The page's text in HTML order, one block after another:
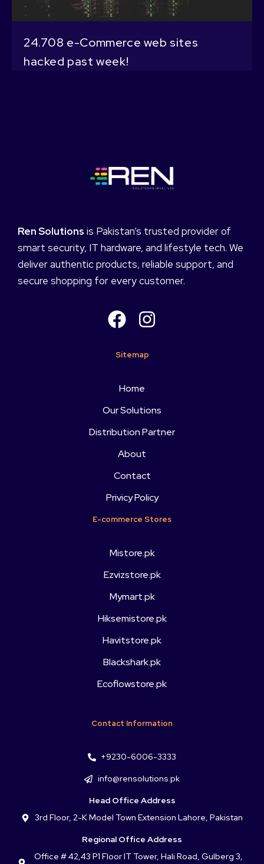
24.708 e-Commerce web sites
hacked past week!
Ren Solutions is Pakistan’s trusted provider of
smart security, IT hardware, and lifestyle tech. We
deliver authentic products, reliable support, and
secure shopping for every customer.
Sitemap
Home
Our Solutions
Distribution Partner
About
Contact
Privicy Policy
E-commerce Stores
Mistore.pk
Ezvizstore.pk
Mymart.pk
Hiksemistore.pk
Havitstore.pk
Blackshark.pk
Ecoflowstore.pk
Contact Information
+9230-6006-3333
info@rensolutions.pk
Head Office Address
3rd Floor, 2-K Model Town Extension Lahore, Pakistan
Regional Office Address
Office # 42,43 P1 Floor IT Tower, Hali Road, Gulberg 3,